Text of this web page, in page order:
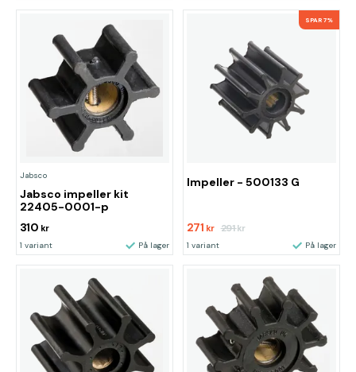
Jabsco
Jabsco impeller kit
22405-0001-p
310 kr
1 variant På lager
SPAR 7%
Impeller - 500133 G
271 kr 291kr
1 variant På lager